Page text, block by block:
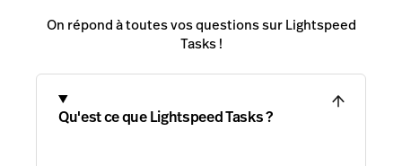
On répond à toutes vos questions sur Lightspeed
Tasks !
Qu'est ce que Lightspeed Tasks ?